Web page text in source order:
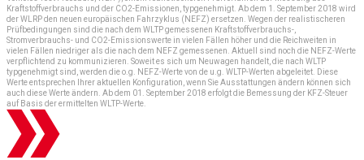
Kraftstoffverbrauchs und der CO2-Emissionen, typgenehmigt. Ab dem 1. September 2018 wird
der WLRP den neuen europäischen Fahrzyklus (NEFZ) ersetzen. Wegen der realistischeren
Prüfbedingungen sind die nach dem WLTP gemessenen Kraftstoffverbrauchs-,
Stromverbrauchs- und CO2-Emissionswerte in vielen Fällen höher und die Reichweiten in
vielen Fällen niedriger als die nach dem NEFZ gemessenen. Aktuell sind noch die NEFZ-Werte
verpflichtend zu kommunizieren. Soweit es sich um Neuwagen handelt, die nach WLTP
typgenehmigt sind, werden die o.g. NEFZ-Werte von de u.g. WLTP-Werten abgeleitet. Diese
Werte entsprechen Ihrer aktuellen Konfiguration, wenn Sie Ausstattungen ändern können sich
auch diese Werte ändern. Ab dem 01. September 2018 erfolgt die Bemessung der KFZ-Steuer
auf Basis der ermittelten WLTP-Werte.